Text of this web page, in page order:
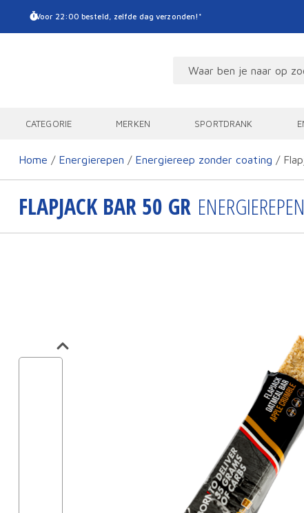
Voor 22:00 besteld, zelfde dag verzonden!*
CATEGORIE MERKEN SPORTDRANK
Home / Energierepen / Energiereep zonder coating /
FLAPJACK BAR 50 GR